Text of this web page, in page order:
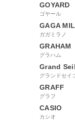
GOYARD
ゴヤール
GAGA
ガガミラノ
GRAHAM
グラハム
Grand
グランドセイ
GRAFF
グラフ
CASIO
カシオ